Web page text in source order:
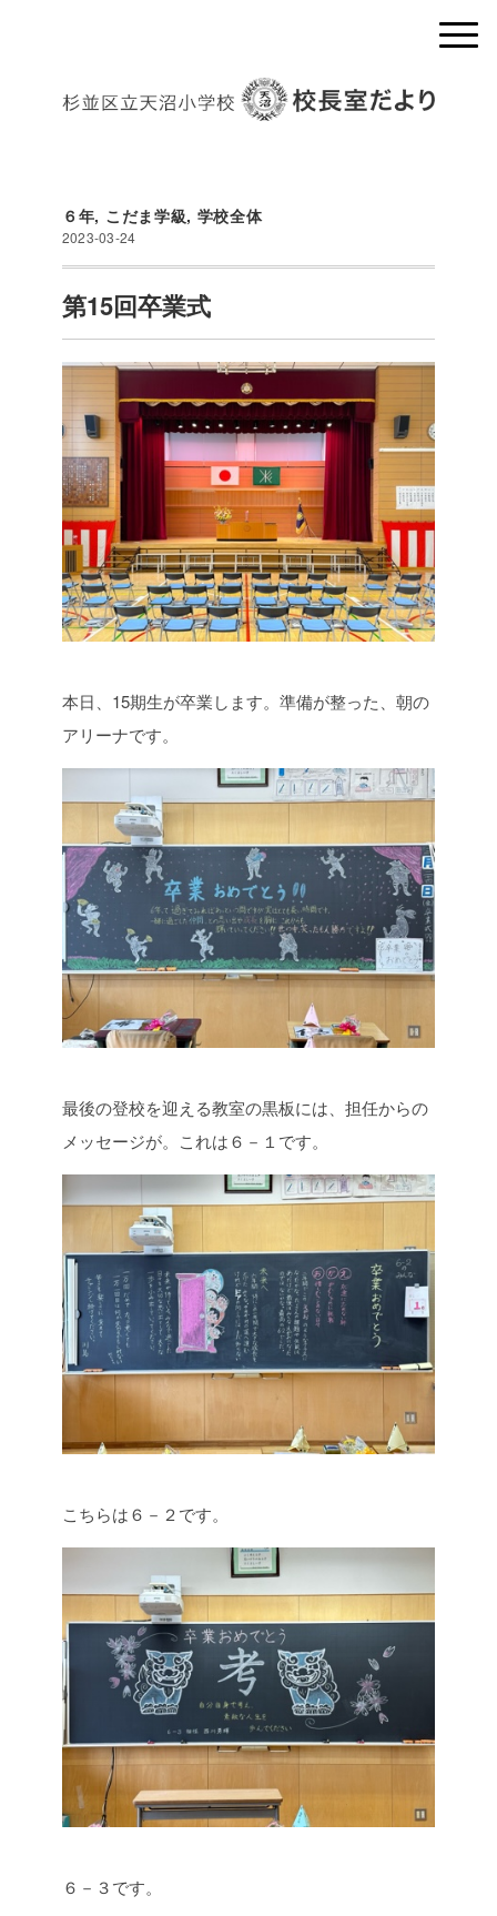
６年, こだま学級, 学校全体
2023-03-24
第15回卒業式
本日、15期生が卒業します。準備が整った、朝の
アリーナです。
最後の登校を迎える教室の黒板には、担任からの
メッセージが。これは６－１です。
こちらは６－２です。
６－３です。